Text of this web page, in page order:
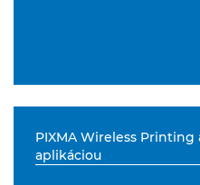
PIXMA Wireless
aplikáciou